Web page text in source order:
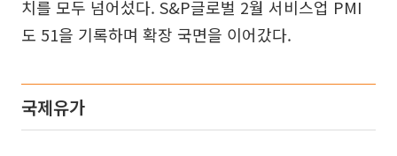
치를 모두 넘어섰다. S&P글로벌 2월 서비스업 PMI
도 51을 기록하며 확장 국면을 이어갔다.
국제유가